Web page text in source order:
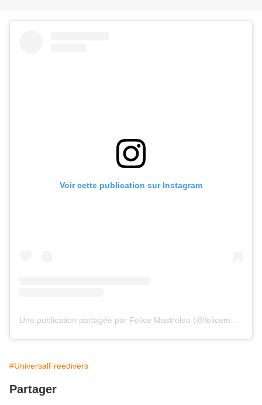
Voir cette publication sur Instagram
Une publication partagée par Felice Mastroleo (@felicemastroleo)
#UniversalFreedivers
Partager